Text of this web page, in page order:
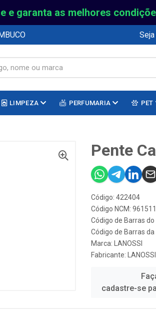
e garanta as melhores
LIMPEZA PERFUMARIA PET
Pente
Código: 422404
Código NCM:
Código de Barras
Código de Barras
Marca:
LANOSSI
Fabricante:
LANOSSI
cadastre-se